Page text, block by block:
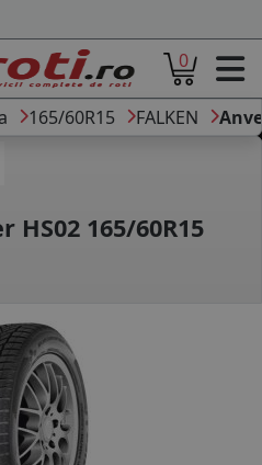
ANVELOPE
AUTO
COMPANII
0
165/60R15 FALKEN
HS02 165/60R15